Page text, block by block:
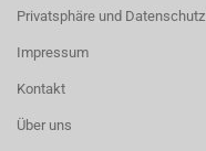
Privatsphäre und Datenschutz
Impressum
Kontakt
Über uns